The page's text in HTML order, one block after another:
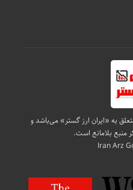
به «ایران ارز گستر» می‌باشد و
منبع بلامانع است.
Iran Arz